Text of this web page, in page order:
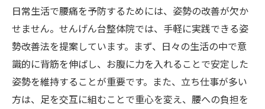
日常生活で腰痛を予防するためには、姿勢の改善が欠か
せません。せんげん台整体院では、手軽に実践できる姿
勢改善法を提案しています。まず、日々の生活の中で意
識的に背筋を伸ばし、お腹に力を入れることで安定した
姿勢を維持することが重要です。また、立ち仕事が多い
方は、足を交互に組むことで重心を変え、腰への負担を